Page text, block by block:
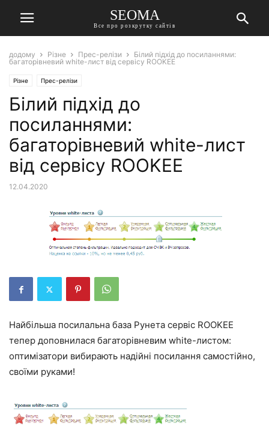
SEOMA
Все про розкрутку сайтів
додому Різне Прес-релізи
Білий підхід до посиланнями:
багаторівневий white-лист від сервісу ROOKEE
Різне Прес-релізи
Білий підхід до
посиланнями:
багаторівневий white-лист
від сервісу ROOKEE
12.04.2020
Найбільша посилальна база Рунета сервіс ROOKEE
тепер доповнилася багаторівневим white-листом:
оптимізатори вибирають надійні посилання самостійно,
своїми руками!